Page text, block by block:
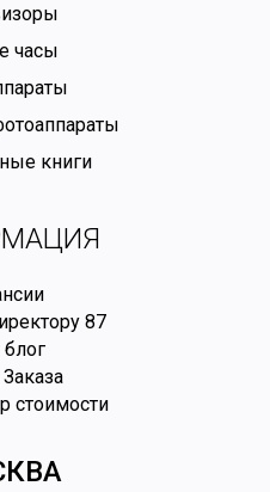
часы
книги
87
Заказа
стоимости